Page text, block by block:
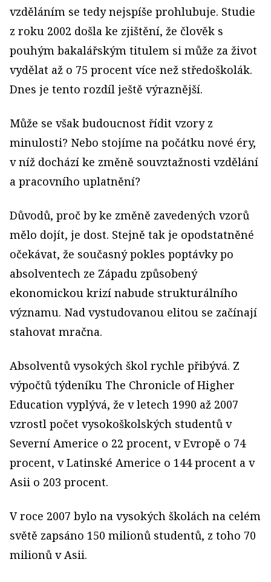
vzděláním se tedy nejspíše prohlubuje. Studie
z roku 2002 došla ke zjištění, že člověk s
pouhým bakalářským titulem si může za život
vydělat až o 75 procent více než středoškolák.
Dnes je tento rozdíl ještě výraznější.
Může se však budoucnost řídit vzory z
minulosti? Nebo stojíme na počátku nové éry,
v níž dochází ke změně souvztažnosti vzdělání
a pracovního uplatnění?
Důvodů, proč by ke změně zavedených vzorů
mělo dojít, je dost. Stejně tak je opodstatněné
očekávat, že současný pokles poptávky po
absolventech ze Západu způsobený
ekonomickou krizí nabude strukturálního
významu. Nad vystudovanou elitou se začínají
stahovat mračna.
Absolventů vysokých škol rychle přibývá. Z
výpočtů týdeníku The Chronicle of Higher
Education vyplývá, že v letech 1990 až 2007
vzrostl počet vysokoškolských studentů v
Severní Americe o 22 procent, v Evropě o 74
procent, v Latinské Americe o 144 procent a v
Asii o 203 procent.
V roce 2007 bylo na vysokých školách na celém
světě zapsáno 150 milionů studentů, z toho 70
milionů v Asii.